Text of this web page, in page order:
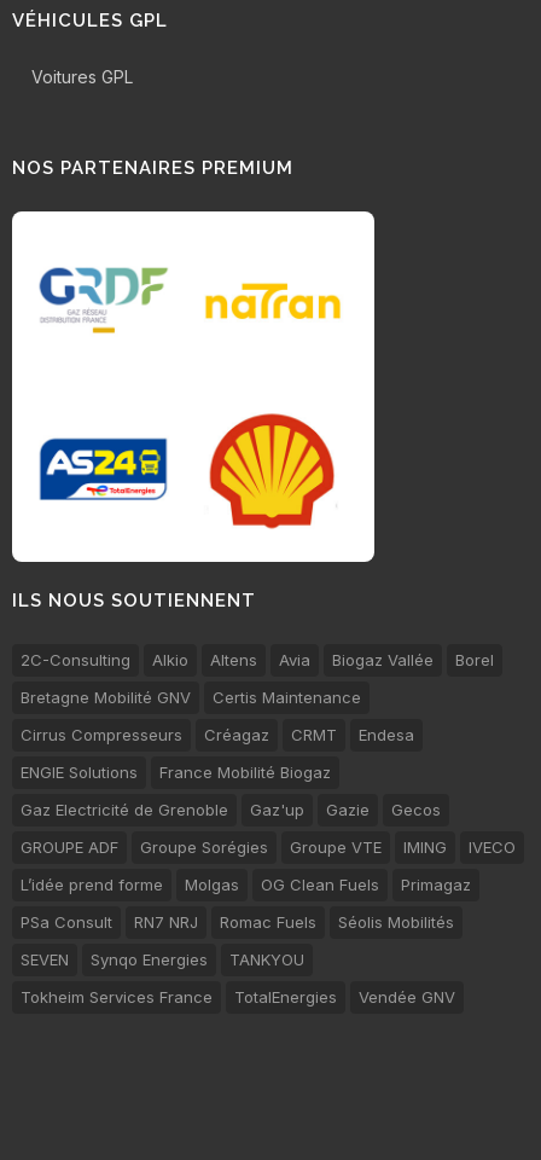
VÉHICULES GPL
Voitures GPL
NOS PARTENAIRES PREMIUM
ILS NOUS SOUTIENNENT
2C-Consulting Alkio Altens Avia Biogaz Vallée
Borel
Bretagne Mobilité GNV
Certis Maintenance
Cirrus Compresseurs
Créagaz CRMT
Endesa
ENGIE Solutions
France Mobilité Biogaz
Gaz Electricité de Grenoble
Gaz'up Gazie
Gecos
GROUPE ADF
Groupe Sorégies Groupe VTE IMING
IVECO
L’idée prend forme
Molgas OG Clean Fuels
Primagaz
PSa Consult
RN7 NRJ Romac Fuels
Séolis Mobilités
SEVEN
Synqo Energies
TANKYOU
Tokheim Services France
TotalEnergies Vendée GNV